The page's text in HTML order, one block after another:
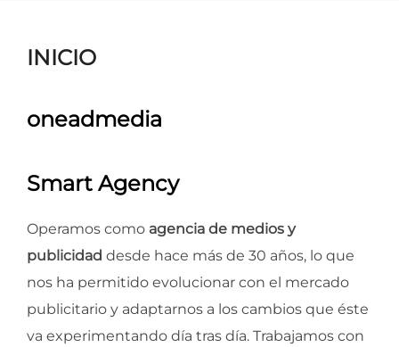
INICIO
oneadmedia
Smart Agency
Operamos como agencia de medios y
publicidad desde hace más de 30 años, lo que
nos ha permitido evolucionar con el mercado
publicitario y adaptarnos a los cambios que éste
va experimentando día tras día. Trabajamos con